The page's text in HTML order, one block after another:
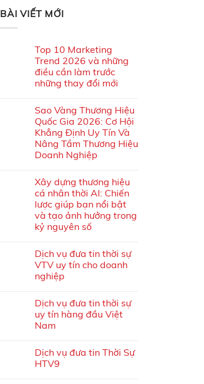
BÀI VIẾT MỚI
Top 10 Marketing
Trend 2026 và những
điều cần làm trước
những thay đổi mới
Sao Vàng Thương Hiệu
Quốc Gia 2026: Cơ Hội
Khẳng Định Uy Tín Và
Nâng Tầm Thương Hiệu
Doanh Nghiệp
Xây dựng thương hiệu
cá nhân thời AI: Chiến
lược giúp bạn nổi bật
và tạo ảnh hưởng trong
kỷ nguyên số
Dịch vụ đưa tin thời sự
VTV uy tín cho doanh
nghiệp
Dịch vụ đưa tin thời sự
uy tín hàng đầu Việt
Nam
Dịch vụ đưa tin Thời Sự
HTV9